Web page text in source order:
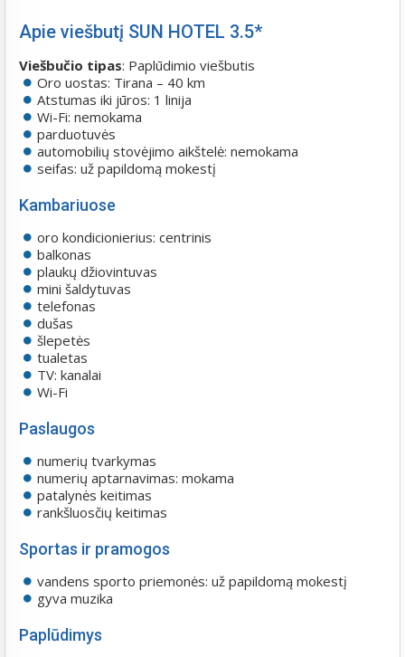
Apie viešbutį SUN HOTEL 3.5*
Viešbučio tipas: Paplūdimio viešbutis
Oro uostas: Tirana – 40 km
Atstumas iki jūros: 1 linija
Wi-Fi: nemokama
parduotuvės
automobilių stovėjimo aikštelė: nemokama
seifas: už papildomą mokestį
Kambariuose
oro kondicionierius: centrinis
balkonas
plaukų džiovintuvas
mini šaldytuvas
telefonas
dušas
šlepetės
tualetas
TV: kanalai
Wi-Fi
Paslaugos
numerių tvarkymas
numerių aptarnavimas: mokama
patalynės keitimas
rankšluosčių keitimas
Sportas ir pramogos
vandens sporto priemonės: už papildomą mokestį
gyva muzika
Paplūdimys